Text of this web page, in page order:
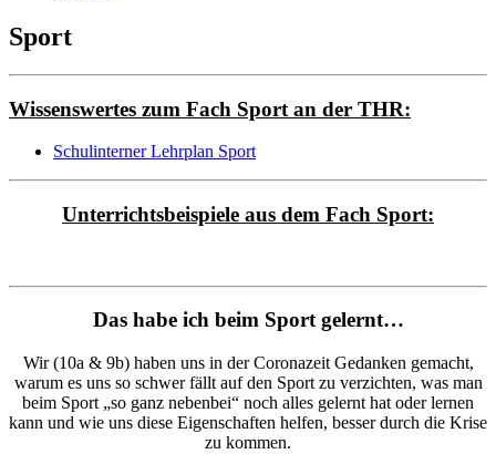
Sport
Wissenswertes zum Fach Sport an der THR:
Schulinterner Lehrplan Sport
Unterrichtsbeispiele aus dem Fach Sport:
Das habe ich beim Sport gelernt…
Wir (10a & 9b) haben uns in der Coronazeit Gedanken gemacht,
warum es uns so schwer fällt auf den Sport zu verzichten, was man
beim Sport „so ganz nebenbei“ noch alles gelernt hat oder lernen
kann und wie uns diese Eigenschaften helfen, besser durch die Krise
zu kommen.